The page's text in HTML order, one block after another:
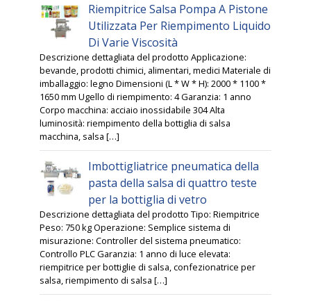
Riempitrice Salsa Pompa A Pistone
Utilizzata Per Riempimento Liquido
Di Varie Viscosità
Descrizione dettagliata del prodotto Applicazione:
bevande, prodotti chimici, alimentari, medici Materiale di
imballaggio: legno Dimensioni (L * W * H): 2000 * 1100 *
1650 mm Ugello di riempimento: 4 Garanzia: 1 anno
Corpo macchina: acciaio inossidabile 304 Alta
luminosità: riempimento della bottiglia di salsa
macchina, salsa […]
Imbottigliatrice pneumatica della
pasta della salsa di quattro teste
per la bottiglia di vetro
Descrizione dettagliata del prodotto Tipo: Riempitrice
Peso: 750 kg Operazione: Semplice sistema di
misurazione: Controller del sistema pneumatico:
Controllo PLC Garanzia: 1 anno di luce elevata:
riempitrice per bottiglie di salsa, confezionatrice per
salsa, riempimento di salsa […]